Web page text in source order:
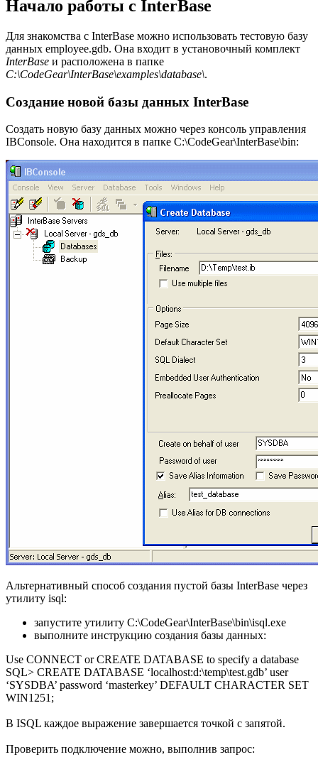
Начало работы с InterBase
Для знакомства с InterBase можно использовать тестовую базу
данных employee.gdb. Она входит в установочный комплект
InterBase и расположена в папке
C:\CodeGear\InterBase\examples\database\.
Создание новой базы данных InterBase
Создать новую базу данных можно через консоль управления
IBConsole. Она находится в папке C:\CodeGear\InterBase\bin:
Альтернативный способ создания пустой базы InterBase через
утилиту isql:
запустите утилиту C:\CodeGear\InterBase\bin\isql.exe
выполните инструкцию создания базы данных:
Use CONNECT or CREATE DATABASE to specify a database
SQL> CREATE DATABASE ‘localhost:d:\temp\test.gdb’ user
‘SYSDBA’ password ‘masterkey’ DEFAULT CHARACTER SET
WIN1251;
В ISQL каждое выражение завершается точкой с запятой.
Проверить подключение можно, выполнив запрос: